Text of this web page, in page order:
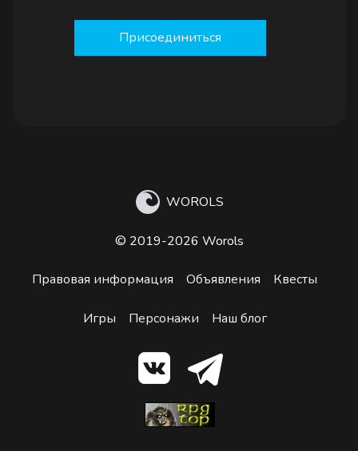
Присоединиться
WOROLS
© 2019-2026 Worols
Правовая информация Объявления Квесты
Игры Персонажи Наш блог